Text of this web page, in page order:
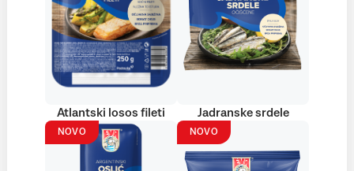
Atlantski losos fileti Jadranske srdele
NOVO NOVO